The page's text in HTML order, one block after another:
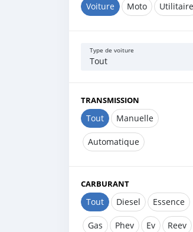
Voiture Moto Utilitaire
Type de voiture
Tout
TRANSMISSION
Tout Manuelle
Automatique
CARBURANT
Tout Diesel Essence
Gas Phev Ev Reev